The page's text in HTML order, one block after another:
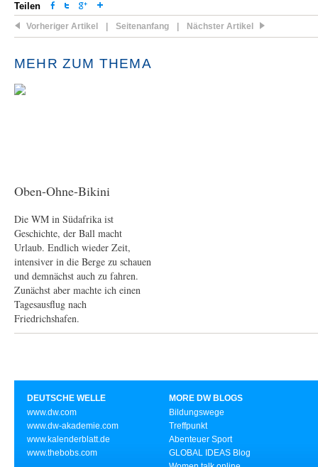
Teilen
Vorheriger Artikel Seitenanfang Nächster Artikel
MEHR ZUM THEMA
Oben-Ohne-Bikini
Die WM in Südafrika ist
Geschichte, der Ball macht
Urlaub. Endlich wieder Zeit,
intensiver in die Berge zu schauen
und demnächst auch zu fahren.
Zunächst aber machte ich einen
Tagesausflug nach
Friedrichshafen.
DEUTSCHE WELLE
www.dw.com
www.dw-akademie.com
www.kalenderblatt.de
www.thebobs.com
MORE DW BLOGS
Bildungswege
Treffpunkt
Abenteuer Sport
GLOBAL IDEAS Blog